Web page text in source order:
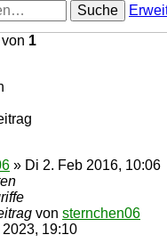
Suche
von 1
» Di 2. Feb 2016, 10:06
von sternchen06
2023, 19:10